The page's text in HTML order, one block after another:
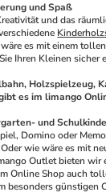
und Spaß
und das
Ihren Kleinen sicher
es im limango
und
Domino oder
Outlet bieten wir
Online Shop auch
besonders günstigen